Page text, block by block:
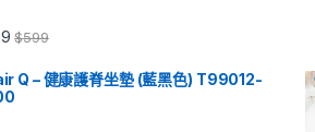
$599
Q – 健康護脊坐墊 (藍黑色) T99012-